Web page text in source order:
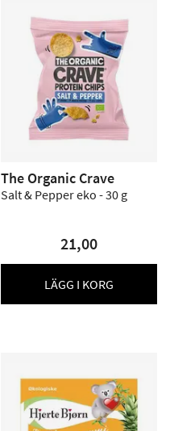
The Organic Crave
Salt & Pepper eko - 30 g
21,00
LÄGG I KORG